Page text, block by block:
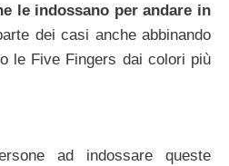
le indossano per andare in
dei casi anche abbinando
le Five Fingers dai colori più
ad indossare queste